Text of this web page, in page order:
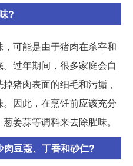
?
可能是由于猪肉在杀宰和
过年期间，很多家庭会自
猪肉表面的细毛和污垢，
因此，在烹饪前应该充分
姜蒜等调料来去除腥味。
豆蔻、丁香和砂仁?